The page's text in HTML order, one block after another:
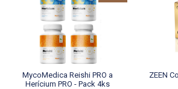
MycoMedica Reishi PRO a
Herícium PRO - Pack 4ks
ZEEN